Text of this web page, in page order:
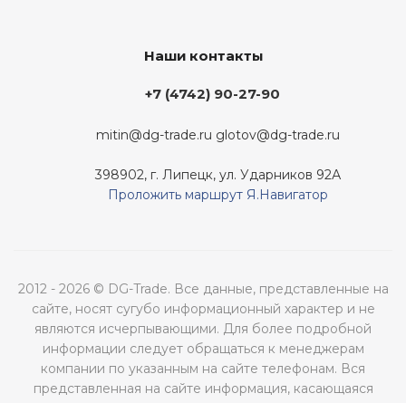
Наши контакты
+7 (4742) 90-27-90
mitin@dg-trade.ru glotov@dg-trade.ru
398902, г. Липецк, ул. Ударников 92А
Проложить маршрут Я.Навигатор
2012 - 2026 © DG-Trade. Все данные, представленные на
сайте, носят сугубо информационный характер и не
являются исчерпывающими. Для более подробной
информации следует обращаться к менеджерам
компании по указанным на сайте телефонам. Вся
представленная на сайте информация, касающаяся